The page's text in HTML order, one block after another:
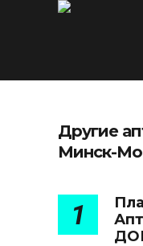
Другие
Минск-
1